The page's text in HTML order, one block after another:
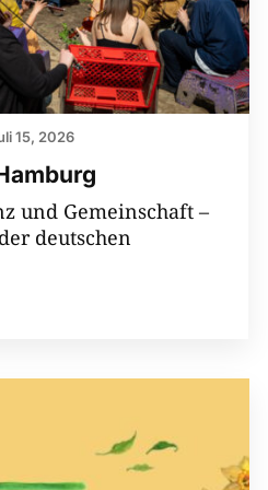
15, 2026
und Gemeinschaft –
deutschen